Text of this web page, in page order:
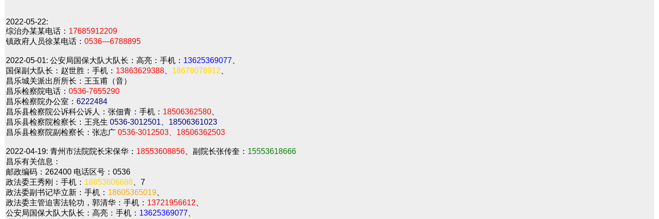
2022-05-22:
综治办某某电话： 17685912209
镇政府人员徐某电话： 0536—6788895
2022-05-01: 公安局国保大队大队长：高亮：手机： 13625369077
国保副大队长：赵世胜：手机： 13863629388 18678078912
昌乐城关派出所所长：王玉甫（音）
昌乐检察院电话： 0536-7655290
昌乐检察院办公室： 6222484
昌乐县检察院公诉科公诉人：张佃青：手机： 18506362580
昌乐县检察院检察长：王兆生 0536-3012501、18506361023
昌乐县检察院副检察长：张志广 0536-3012503、18506362503
2022-04-19: 青州市法院院长宋保华： 18553608856 、副院长张传奎： 15553618666
昌乐有关信息：
邮政编码：262400 电话区号：0536
政法委王秀刚：手机： 18853606688 、7
政法委副书记毕立新：手机： 18605365019
政法委主管迫害法轮功，郭清华：手机： 13721956612
公安局国保大队大队长：高亮：手机： 13625369077